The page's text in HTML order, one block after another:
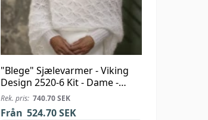
"Blege" Sjælevarmer - Viking
Design 2520-6 Kit - Dame -
Viking Kid-Silk
Rek. pris: 740.70SEK
Från 524.70SEK